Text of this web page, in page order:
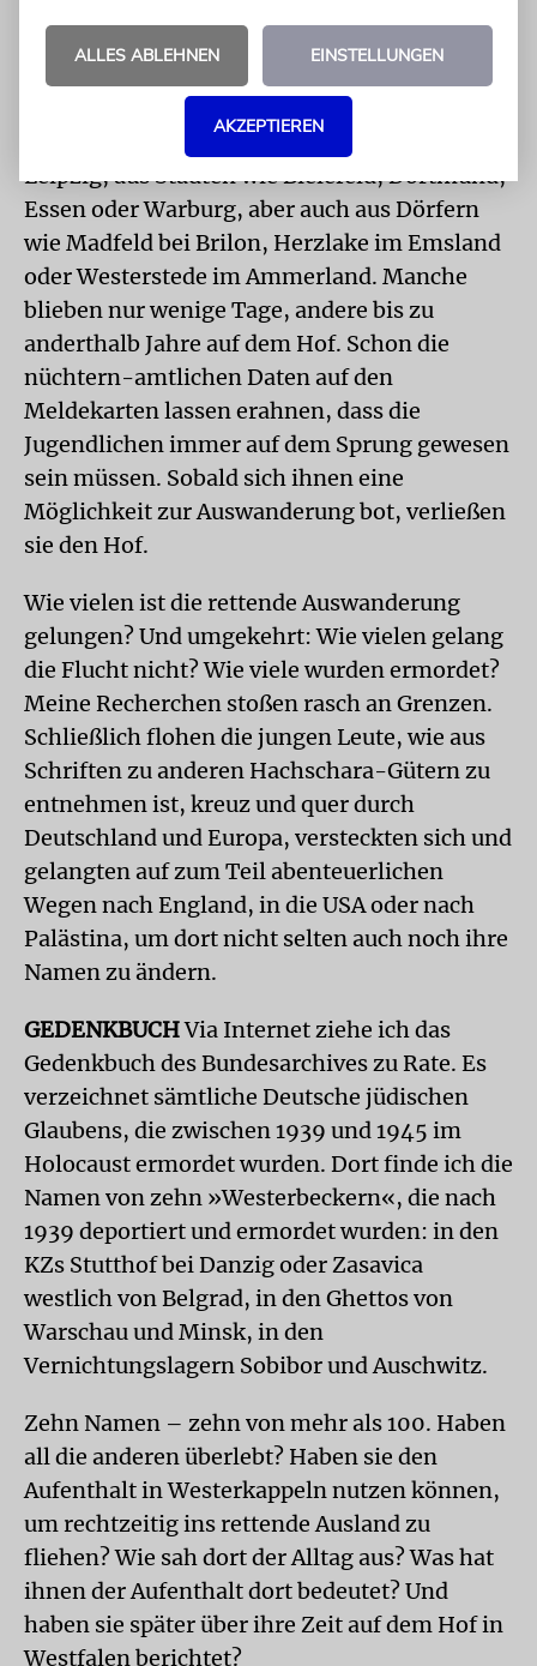
Insgesamt entziffere ich die Einträge zu 104
»pioneers«: 32 Mädchen und 72 Jungen. Sie
Leipzig, aus Städten wie Bielefeld, Dortmund,
Essen oder Warburg, aber auch aus Dörfern
wie Madfeld bei Brilon, Herzlake im Emsland
oder Westerstede im Ammerland. Manche
blieben nur wenige Tage, andere bis zu
anderthalb Jahre auf dem Hof. Schon die
nüchtern-amtlichen Daten auf den
Meldekarten lassen erahnen, dass die
Jugendlichen immer auf dem Sprung gewesen
sein müssen. Sobald sich ihnen eine
Möglichkeit zur Auswanderung bot, verließen
sie den Hof.
Wie vielen ist die rettende Auswanderung
gelungen? Und umgekehrt: Wie vielen gelang
die Flucht nicht? Wie viele wurden ermordet?
Meine Recherchen stoßen rasch an Grenzen.
Schließlich flohen die jungen Leute, wie aus
Schriften zu anderen Hachschara-Gütern zu
entnehmen ist, kreuz und quer durch
Deutschland und Europa, versteckten sich und
gelangten auf zum Teil abenteuerlichen
Wegen nach England, in die USA oder nach
Palästina, um dort nicht selten auch noch ihre
Namen zu ändern.
GEDENKBUCHVia Internet ziehe ich das
Gedenkbuch des Bundesarchives zu Rate. Es
verzeichnet sämtliche Deutsche jüdischen
Glaubens, die zwischen 1939 und 1945 im
Holocaust ermordet wurden. Dort finde ich die
Namen von zehn »Westerbeckern«, die nach
1939 deportiert und ermordet wurden: in den
KZs Stutthof bei Danzig oder Zasavica
westlich von Belgrad, in den Ghettos von
Warschau und Minsk, in den
Vernichtungslagern Sobibor und Auschwitz.
Zehn Namen – zehn von mehr als 100. Haben
all die anderen überlebt? Haben sie den
Aufenthalt in Westerkappeln nutzen können,
um rechtzeitig ins rettende Ausland zu
fliehen? Wie sah dort der Alltag aus? Was hat
ihnen der Aufenthalt dort bedeutet? Und
haben sie später über ihre Zeit auf dem Hof in
Westfalen berichtet?
ALLES ABLEHNEN EINSTELLUNGEN
AKZEPTIEREN